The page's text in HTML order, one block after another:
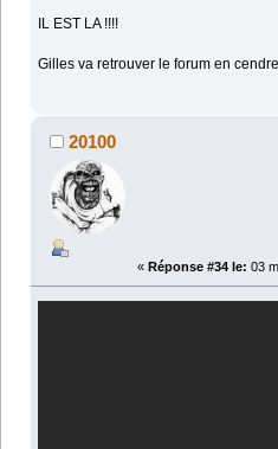
IL EST LA !!!!
Gilles va retrouver le forum en
20100
« Réponse #34 le: 03